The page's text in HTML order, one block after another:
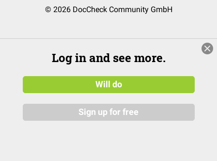
© 2026 DocCheck Community GmbH
Log in and see more.
Will do
Sign up for free